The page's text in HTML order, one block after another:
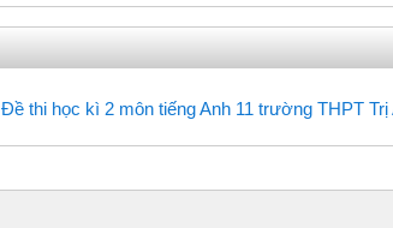
thi học kì 2 môn tiếng Anh 11 trường THPT Trị